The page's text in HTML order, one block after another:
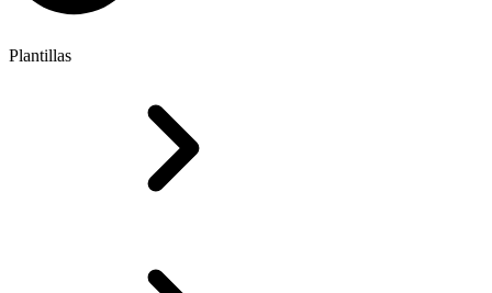
Plantillas